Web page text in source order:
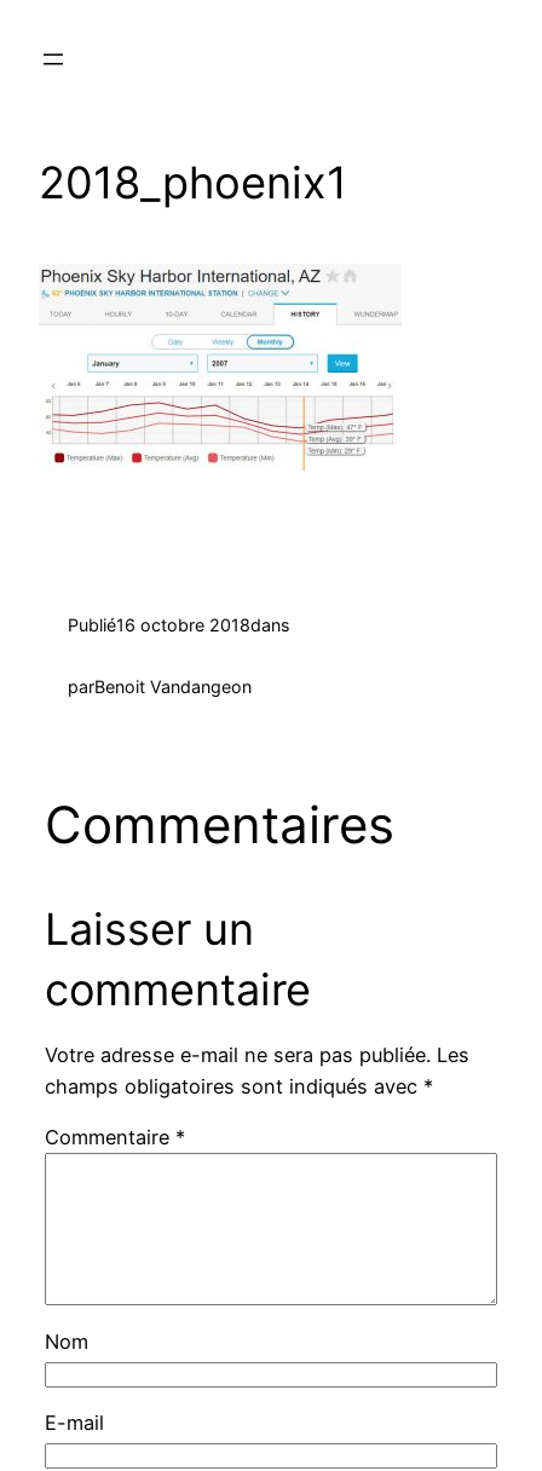
2018_phoenix1
Publié16 octobre 2018dans
parBenoit Vandangeon
Commentaires
Laisser un
commentaire
Votre adresse e-mail ne sera pas publiée. Les
champs obligatoires sont indiqués avec *
Commentaire *
Nom
E-mail